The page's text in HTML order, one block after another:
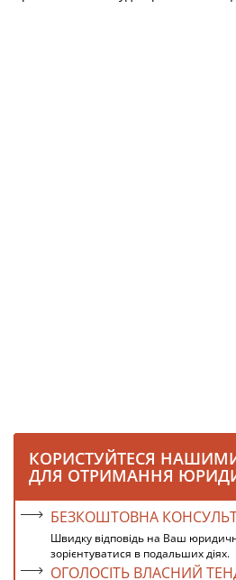
КОРИСТУЙТЕСЯ
ДЛЯ ОТРИМАННЯ
БЕЗКОШТОВНА
Швидку відповідь на Ваш
зорієнтуватися в подальших діях.
ОГОЛОСІТЬ ВЛАСНИЙ